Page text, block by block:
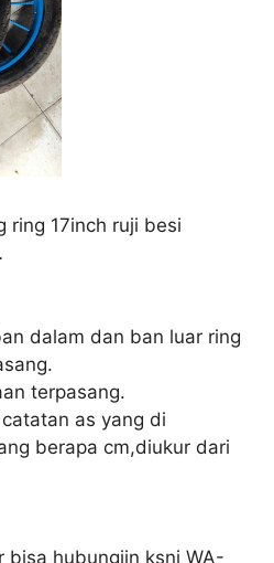
ring 17inch ruji besi
dalam dan ban luar ring
terpasang.
as yang di
berapa cm,diukur dari
bisa hubungiin ksni WA-